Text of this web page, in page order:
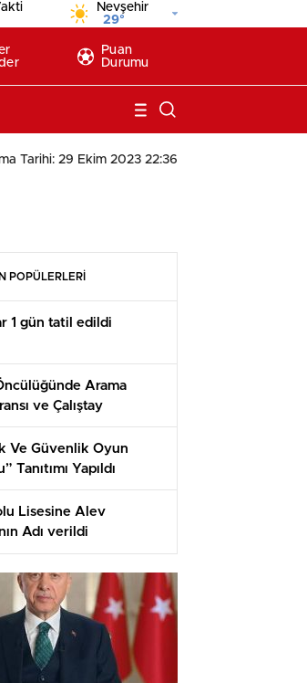
Nevşehir
29°
Puan
Durumu
Tarihi: 29 Ekim 2023 22:36
POPÜLERLERİ
1 gün tatil edildi
Arama
ve Çalıştay
Ve Güvenlik Oyun
Tanıtımı Yapıldı
Lisesine Alev
Adı verildi